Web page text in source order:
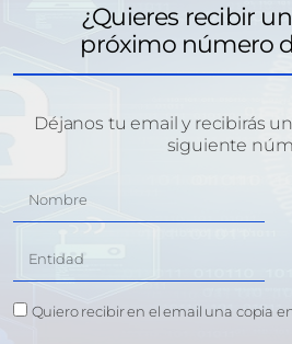
¿Quieres recibir
próximo número
Déjanos tu email y recibirás
siguiente
Quiero recibir en el email una copia